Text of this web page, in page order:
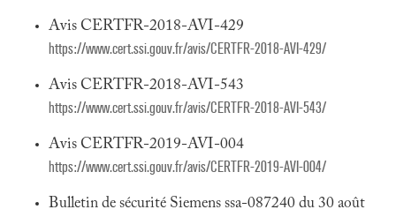
Avis CERTFR-2018-AVI-429
https://www.cert.ssi.gouv.fr/avis/CERTFR-2018-AVI-429/
Avis CERTFR-2018-AVI-543
https://www.cert.ssi.gouv.fr/avis/CERTFR-2018-AVI-543/
Avis CERTFR-2019-AVI-004
https://www.cert.ssi.gouv.fr/avis/CERTFR-2019-AVI-004/
Bulletin de sécurité Siemens ssa-087240 du 30 août